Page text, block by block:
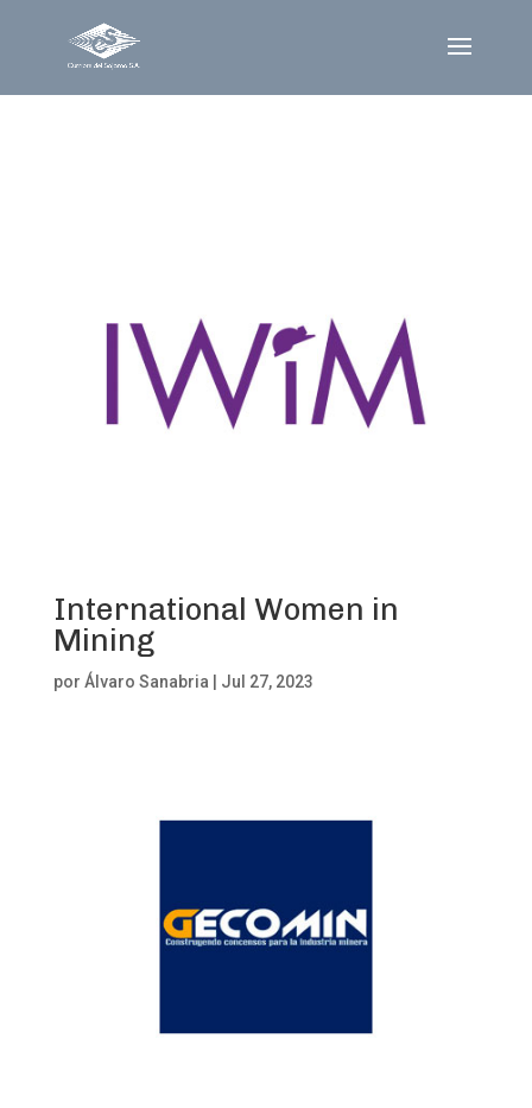
International Women in
Mining
por Álvaro Sanabria Jul 27, 2023